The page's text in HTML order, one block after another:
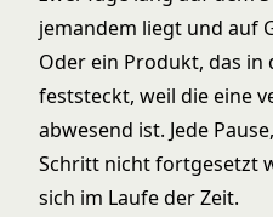
jemandem liegt und auf
Oder ein Produkt, das
feststeckt, weil die eine
abwesend ist. Jede
Schritt nicht fortgesetzt
sich im Laufe der Zeit.